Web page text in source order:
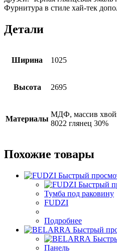
Фурнитура в стиле хай-тек
Детали
Ширина 1025
Высота 2695
Материалы
МДФ, массив
8022 глянец 30%
Похожие товары
Быстрый
Быстрый
Тумба под раковину
FUDZI
Подробнее
Быстрый
Панель